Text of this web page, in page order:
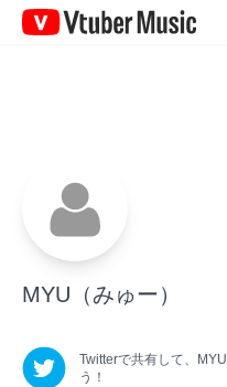
Vtuber
MYU （みゅー）
Twitterで共有して、 MYU
う！